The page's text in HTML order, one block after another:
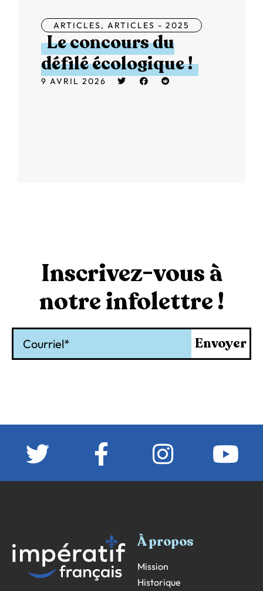
ARTICLES, ARTICLES - 2025
Le concours du
défilé écologique !
9 AVRIL 2026
Inscrivez-vous à
notre infolettre !
Envoyer
À propos
Mission
Historique